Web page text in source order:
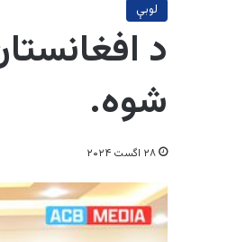
لوبې
د
شوه.
۲۸ اگست ۲۰۲۴